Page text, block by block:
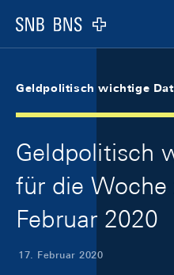
Logo
Geldpolitisch wichtige
Geldpolitisch
für die Woche
Februar 2020
17. Februar 2020